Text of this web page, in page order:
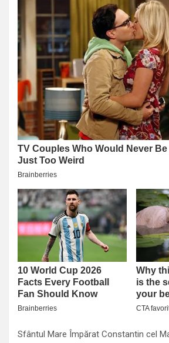
Sfântul Mare Împărat Constantin cel